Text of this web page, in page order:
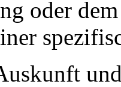
oder